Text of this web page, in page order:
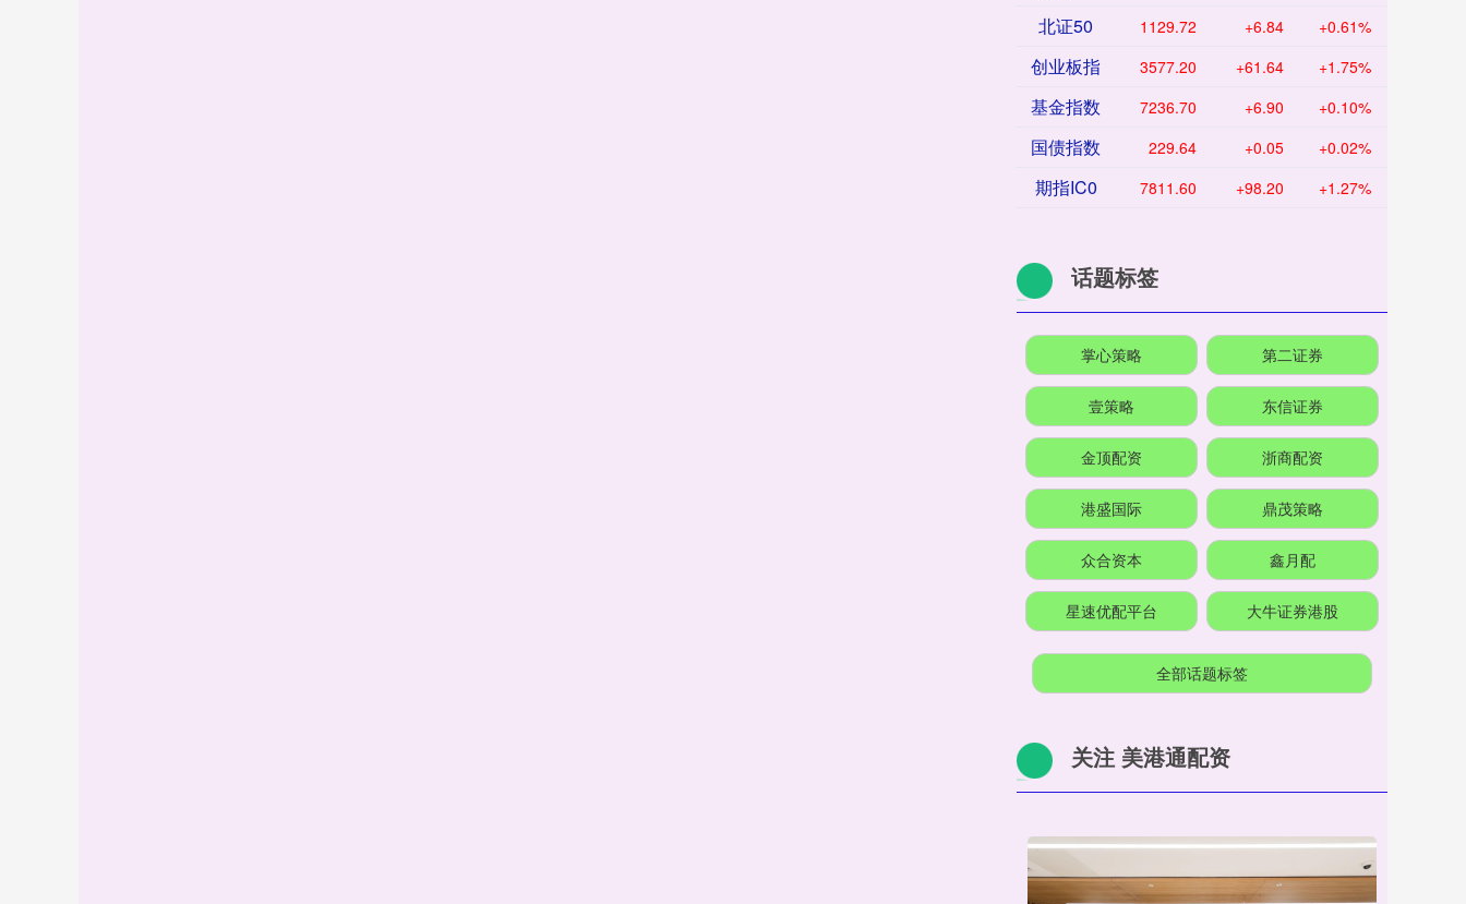
北证50 1129.72 +6.84 +0.61%
创业板指 3577.20 +61.64 +1.75%
基金指数 7236.70 +6.90 +0.10%
国债指数 229.64 +0.05 +0.02%
期指IC0 7811.60 +98.20 +1.27%
话题标签
掌心策略 第二证券
壹策略 东信证券
金顶配资 浙商配资
港盛国际 鼎茂策略
众合资本 鑫月配
星速优配平台 大牛证券港股
全部话题标签
关注 美港通配资